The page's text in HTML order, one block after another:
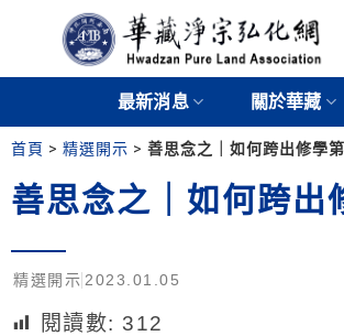
最新消息 關於華藏
首頁 > 精選開示 > 善思念之｜如何跨出修學
善思念之｜如何跨出
精選開示 2023.01.05
閱讀數: 312